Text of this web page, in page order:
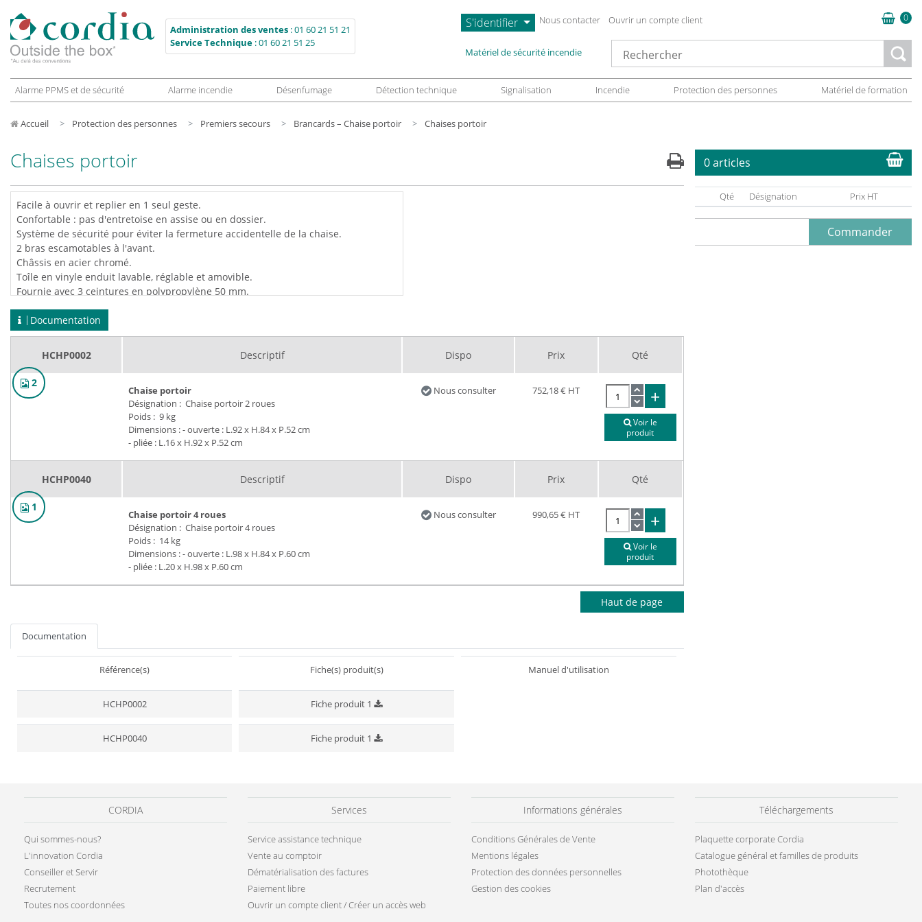
Administration des ventes :01 60 21 51 21
Service Technique :01 60 21 51 25
S'identifier Nous contacter Ouvrir un compte client 0
Matériel de sécurité incendie
Alarme PPMS et de sécurité Alarme incendie Désenfumage Détection technique Signalisation Incendie Protection des personnes Matériel de formation
Accueil Protection des personnes Premiers secours Brancards – Chaise portoir Chaises portoir
Chaises portoir
Facile à ouvrir et replier en 1 seul geste.
Confortable : pas d'entretoise en assise ou en dossier.
Système de sécurité pour éviter la fermeture accidentelle de la chaise.
2 bras escamotables à l'avant.
Châssis en acier chromé.
Toîle en vinyle enduit lavable, réglable et amovible.
Fournie avec 3 ceintures en polypropylène 50 mm.
Documentation
HCHP0002
2
Descriptif
Chaise portoir
Désignation : Chaise portoir 2 roues
Poids : 9 kg
Dimensions : - ouverte : L.92 x H.84 x P.52 cm
- pliée : L.16 x H.92 x P.52 cm
Dispo
Nous consulter
Prix
752,18 € HT
Qté
Voir le
produit
HCHP0040
1
Descriptif
Chaise portoir 4 roues
Désignation : Chaise portoir 4 roues
Poids : 14 kg
Dimensions : - ouverte : L.98 x H.84 x P.60 cm
- pliée : L.20 x H.98 x P.60 cm
Dispo
Nous consulter
Prix
990,65 € HT
Qté
Voir le
produit
Référence(s) Fiche(s) produit(s)
HCHP0002 Fiche produit 1
0 articles
Qté Désignation Prix HT
Commander
Qui sommes-nous?
L'innovation Cordia
Conseiller et Servir
Services
Service assistance technique
Vente au comptoir
Dématérialisation des factures
Informations générales
Conditions Générales de Vente
Mentions légales
Téléchargements
Plaquette corporate Cordia
Catalogue général et familles de produits